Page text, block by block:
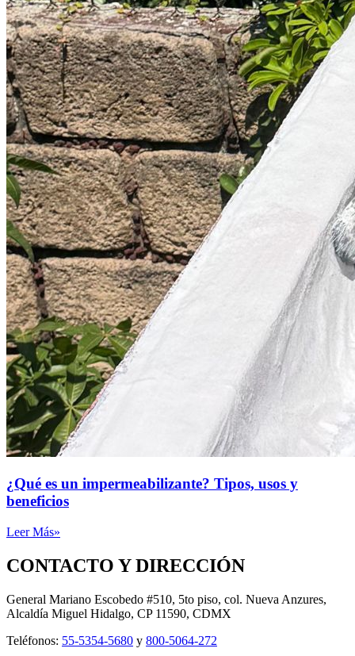
¿Qué es un impermeabilizante? Tipos, usos y
beneficios
Leer Más»
CONTACTO Y DIRECCIÓN
General Mariano Escobedo #510, 5to piso, col. Nueva Anzures,
Alcaldía Miguel Hidalgo, CP 11590, CDMX
Teléfonos: 55-5354-5680 y 800-5064-272